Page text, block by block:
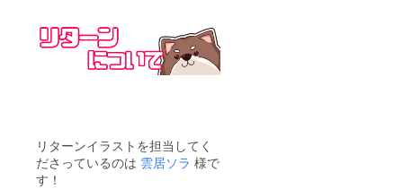
リターンイラストを担当してく
ださっているのは 雲居ソラ 様で
す！